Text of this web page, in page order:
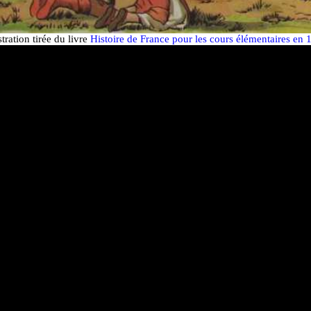
tirée du livre Histoire de France pour les cours élémentaires en